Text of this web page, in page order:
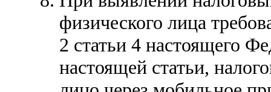
физического лица
2 статьи 4 настоящего
настоящей статьи,